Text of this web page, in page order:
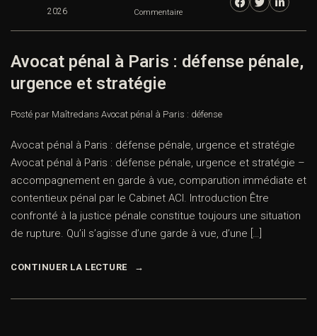
2026 Commentaire
Avocat pénal à Paris : défense pénale,
urgence et stratégie
Posté par Maîtredans Avocat pénal à Paris : défense
Avocat pénal à Paris : défense pénale, urgence et stratégie
Avocat pénal à Paris : défense pénale, urgence et stratégie –
accompagnement en garde à vue, comparution immédiate et
contentieux pénal par le Cabinet ACI. Introduction Être
confronté à la justice pénale constitue toujours une situation
de rupture. Qu’il s’agisse d’une garde à vue, d’une […]
CONTINUER LA LECTURE